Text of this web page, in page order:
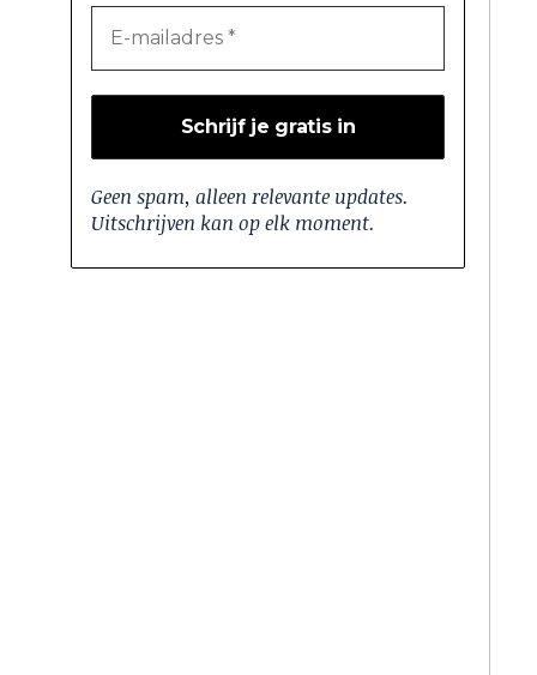
Geen spam, alleen relevante updates.
Uitschrijven kan op elk moment.